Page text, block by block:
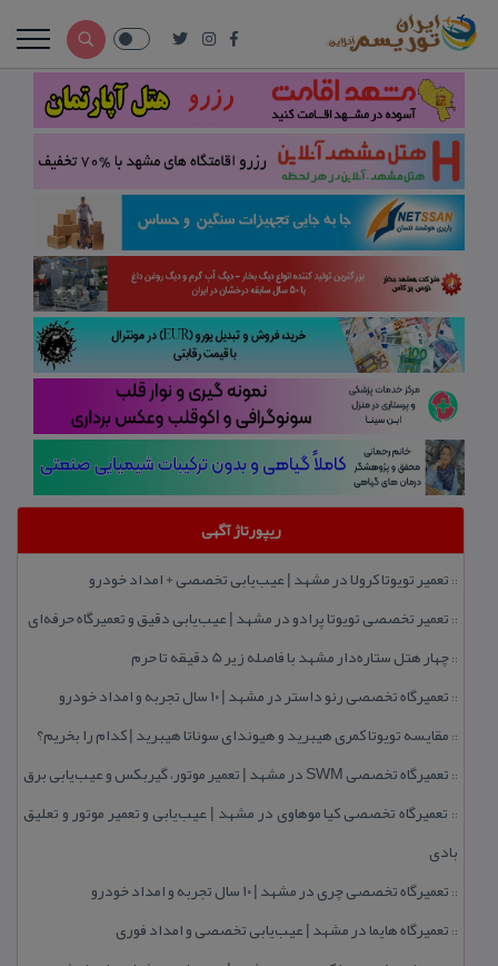
ریپورتاژ آگهی
:: تعمیر تویوتا كرولا در مشهد | عیب‌یابی تخصصی + امداد خودرو
:: تعمیر تخصصی تویوتا پرادو در مشهد | عیب‌یابی دقیق و تعمیرگاه حرفه‌ای
::چهار هتل‌ ستاره‌دار مشهد با فاصله زیر 5 دقیقه تا حرم
:: تعمیرگاه تخصصی رنو داستر در مشهد | ۱۰ سال تجربه و امداد خودرو
:: مقایسه تویوتا كمری هیبرید و هیوندای سوناتا هیبرید | كدام را بخریم؟
:: تعمیرگاه تخصصی SWM در مشهد | تعمیر موتور، گیربكس و عیب‌یابی برق
:: تعمیرگاه تخصصی كیا موهاوی در مشهد | عیب‌یابی و تعمیر موتور و تعلیق
بادی
:: تعمیرگاه تخصصی چری در مشهد | ۱۰ سال تجربه و امداد خودرو
:: تعمیرگاه هایما در مشهد | عیب‌یابی تخصصی و امداد فوری